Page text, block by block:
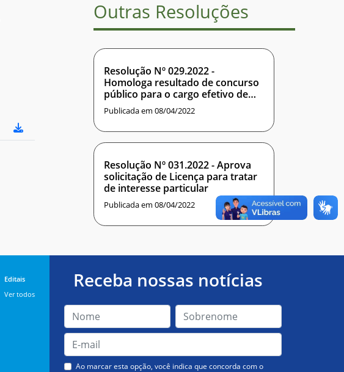
Outras Resoluções
Resolução Nº 029.2022 -
Homologa resultado de concurso
público para o cargo efetivo de
professor do magistério superior
do IMD
Publicada em 08/04/2022
Resolução Nº 031.2022 - Aprova
solicitação de Licença para tratar
de interesse particular
Publicada em 08/04/2022
Editais
Ver todos
Receba nossas notícias
Ao marcar esta opção, você indica que concorda com o